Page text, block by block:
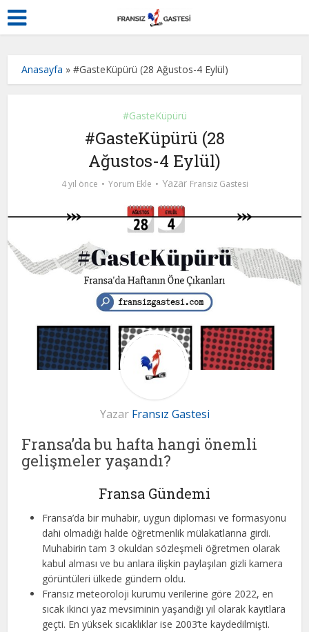
Anasayfa »#GasteKüpürü (28 Ağustos-4 Eylül)
#GasteKüpürü
#GasteKüpürü (28
Ağustos-4 Eylül)
4 yıl önce Yorum Ekle Yazar Fransız Gastesi
Yazar Fransız Gastesi
Fransa’da bu hafta hangi önemli
gelişmeler yaşandı?
Fransa Gündemi
Fransa’da bir muhabir, uygun diploması ve formasyonu
dahi olmadığı halde öğretmenlik mülakatlarına girdi.
Muhabirin tam 3 okuldan sözleşmeli öğretmen olarak
kabul alması ve bu anlara ilişkin paylaşılan gizli kamera
görüntüleri ülkede gündem oldu.
Fransız meteoroloji kurumu verilerine göre 2022, en
sıcak ikinci yaz mevsiminin yaşandığı yıl olarak kayıtlara
geçti. En yüksek sıcaklıklar ise 2003’te kaydedilmişti.